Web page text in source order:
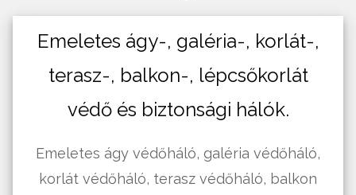
Emeletes ágy-, galéria-, korlát-,
terasz-, balkon-, lépcsőkorlát
védő és biztonsági hálók.
Emeletes ágy védőháló, galéria védőháló,
korlát védőháló, terasz védőháló, balkon